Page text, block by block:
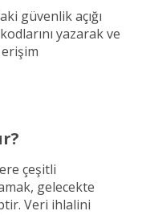
güvenlik açığı
yazarak ve
çeşitli
gelecekte
Veri ihlalini